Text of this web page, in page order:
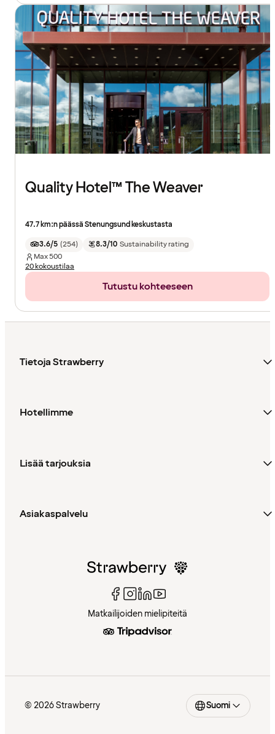
Quality Hotel™ The Weaver
47.7 km:n päässä Stenungsund keskustasta
3.6/5 (254) 8.3/10 Sustainability rating
Max500
20 kokoustilaa
Tutustu kohteeseen
Tietoja Strawberry
Hotellimme
Lisää tarjouksia
Asiakaspalvelu
Matkailijoiden mielipiteitä
© 2026 Strawberry Suomi